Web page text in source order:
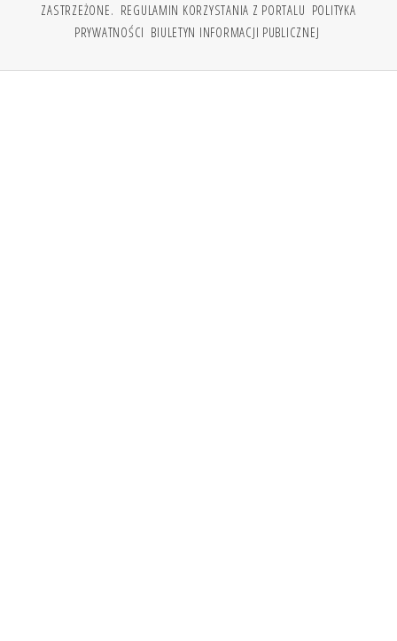
ZASTRZEŻONE. REGULAMIN KORZYSTANIA Z PORTALU POLITYKA
PRYWATNOŚCI BIULETYN INFORMACJI PUBLICZNEJ